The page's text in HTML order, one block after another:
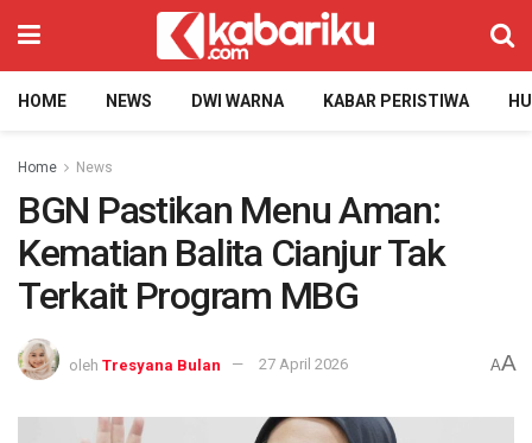
HOME NEWS DWI WARNA KABAR PERISTIWA
Home News
BGN Pastikan Menu Aman:
Kematian Balita Cianjur Tak
Terkait Program MBG
oleh Tresyana Bulan 27 April 2026 AA